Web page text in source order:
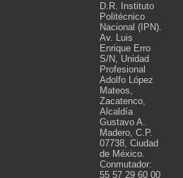
D.R. Instituto
Politécnico
Nacional (IPN).
Av. Luis
Enrique Erro
S/N, Unidad
Profesional
Adolfo López
Mateos,
Zacatenco,
Alcaldía
Gustavo A.
Madero, C.P.
07738, Ciudad
de México.
Conmutador:
55 57 29 60 00